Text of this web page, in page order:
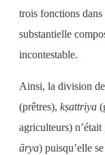
trois fonctions
substantielle
incontestable.
Ainsi, la division
(prêtres), kṣattriya
agriculteurs) n’était
ārya) puisqu’elle